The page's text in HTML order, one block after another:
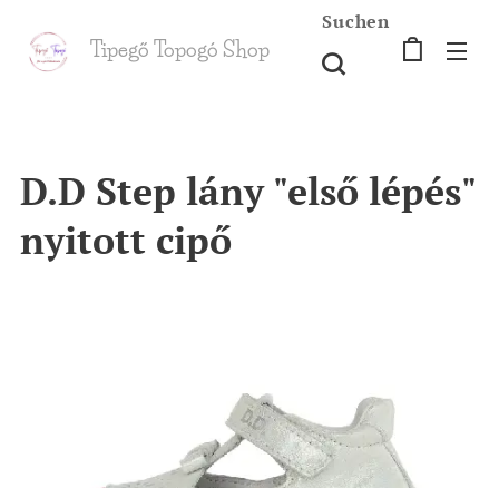
Tipegő Topogó Shop
Suchen
D.D Step lány "első lépés"
nyitott cipő